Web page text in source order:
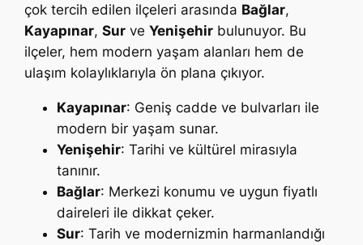
çok tercih edilen ilçeleri arasında Bağlar,
Kayapınar,Sur veYenişehir bulunuyor. Bu
ilçeler, hem modern yaşam alanları hem de
ulaşım kolaylıklarıyla ön plana çıkıyor.
Kayapınar: Geniş cadde ve bulvarları ile
modern bir yaşam sunar.
Yenişehir: Tarihi ve kültürel mirasıyla
tanınır.
Bağlar: Merkezi konumu ve uygun fiyatlı
daireleri ile dikkat çeker.
Sur: Tarih ve modernizmin harmanlandığı